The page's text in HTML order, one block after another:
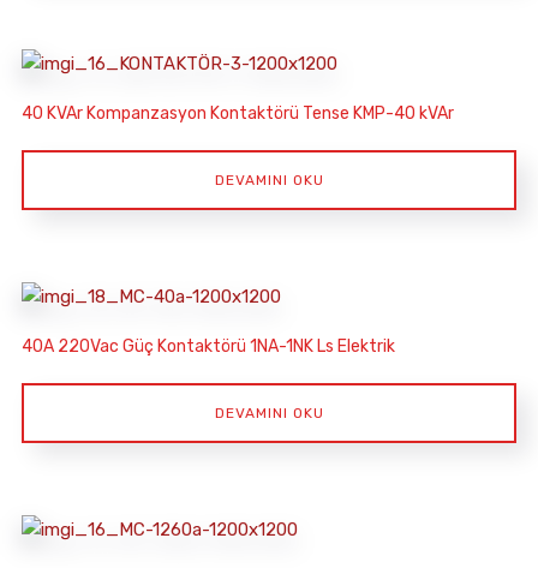
40 KVAr Kompanzasyon Kontaktörü Tense KMP-40 kVAr
DEVAMINI OKU
40A 220Vac Güç Kontaktörü 1NA-1NK Ls Elektrik
DEVAMINI OKU